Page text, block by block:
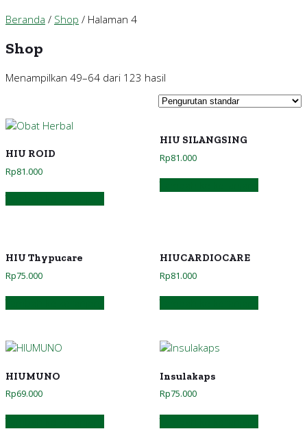
Beranda / Shop / Halaman 4
Shop
Menampilkan 49–64 dari 123 hasil
HIU ROID
Rp81.000
HIU SILANGSING
Rp81.000
Tambah ke keranjang
HIU Thypucare
Rp75.000
HIUCARDIOCARE
Rp81.000
Tambah ke keranjang
HIUMUNO
Rp69.000
Insulakaps
Rp75.000
Tambah ke keranjang